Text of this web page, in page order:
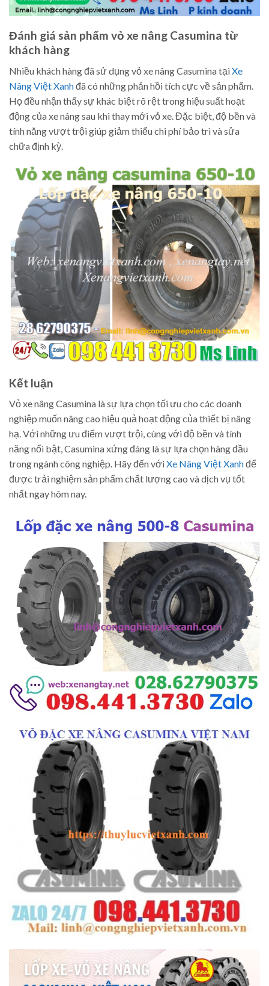
Đánh giá sản phẩm vỏ xe nâng Casumina từ
khách hàng
Nhiều khách hàng đã sử dụng vỏ xe nâng Casumina tạiXe
Nâng Việt Xanhđã có những phản hồi tích cực về sản phẩm.
Họ đều nhận thấy sự khác biệt rõ rệt trong hiệu suất hoạt
động của xe nâng sau khi thay mới vỏ xe. Đặc biệt, độ bền và
tính năng vượt trội giúp giảm thiểu chi phí bảo trì và sửa
chữa định kỳ.
Kết luận
Vỏ xe nâng Casumina là sự lựa chọn tối ưu cho các doanh
nghiệp muốn nâng cao hiệu quả hoạt động của thiết bị nâng
hạ. Với những ưu điểm vượt trội, cùng với độ bền và tính
năng nổi bật, Casumina xứng đáng là sự lựa chọn hàng đầu
trong ngành công nghiệp. Hãy đến vớiXe Nâng Việt Xanhđể
được trải nghiệm sản phẩm chất lượng cao và dịch vụ tốt
nhất ngay hôm nay.